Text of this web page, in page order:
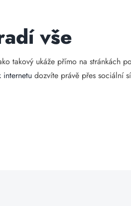
vše
takový ukáže přímo na stránkách
dozvíte právě přes sociální